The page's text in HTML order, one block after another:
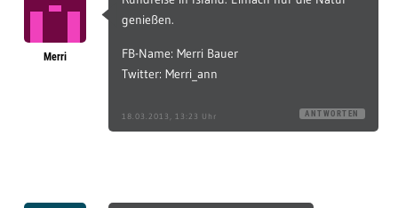
Merri
genießen.
FB-Name: Merri Bauer
Twitter: Merri_ann
18.03.2013, 13:23 Uhr ANTWORTEN